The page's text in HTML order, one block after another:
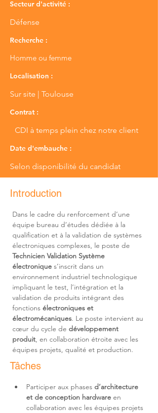
Secteur d'activité :
Défense
Recherche :
Homme ou femme
Localisation :
Sur site | Toulouse
Contrat :
CDI à temps plein chez notre client
Date d'embauche :
Selon disponibilité du candidat
Introduction
Dans le cadre du renforcement d’une
équipe bureau d’études dédiée à la
qualification et à la validation de systèmes
électroniques complexes, le poste de
Technicien Validation Système
électronique s’inscrit dans un
environnement industriel technologique
impliquant le test, l’intégration et la
validation de produits intégrant des
fonctions électroniques et
électromécaniques. Le poste intervient au
cœur du cycle de développement
produit, en collaboration étroite avec les
équipes projets, qualité et production.
Tâches
Participer aux phases d’architecture
et de conception hardware en